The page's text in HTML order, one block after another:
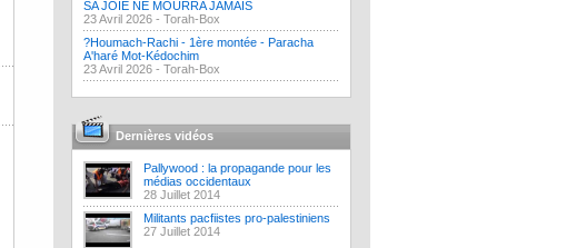
SA JOIE NE MOURRA JAMAIS
23 Avril 2026 - Torah-Box
?Houmach-Rachi - 1ère montée - Paracha
A'haré Mot-Kédochim
23 Avril 2026 - Torah-Box
Dernières vidéos
Pallywood : la propagande pour les
médias occidentaux
28 Juillet 2014
Militants pacfiistes pro-palestiniens
27 Juillet 2014